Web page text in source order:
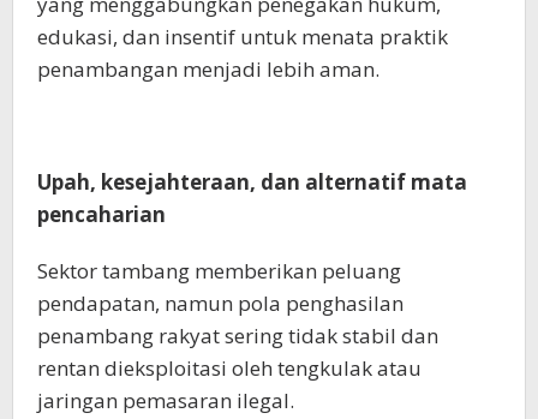
edukasi, dan insentif untuk menata praktik
penambangan menjadi lebih aman.
Upah, kesejahteraan, dan alternatif mata
pencaharian
Sektor tambang memberikan peluang
pendapatan, namun pola penghasilan
penambang rakyat sering tidak stabil dan
rentan dieksploitasi oleh tengkulak atau
jaringan pemasaran ilegal.